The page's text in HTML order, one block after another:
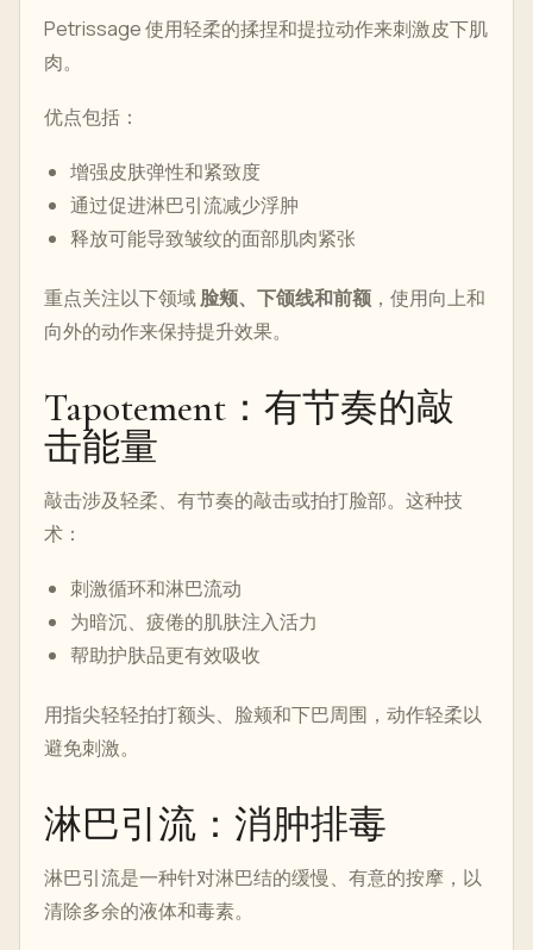
Petrissage 使用轻柔的揉捏和提拉动作来刺激皮下肌
肉。
优点包括：
增强皮肤弹性和紧致度
通过促进淋巴引流减少浮肿
释放可能导致皱纹的面部肌肉紧张
重点关注以下领域脸颊、下颌线和前额 ，使用向上和
向外的动作来保持提升效果。
Tapotement：有节奏的敲
击能量
敲击涉及轻柔、有节奏的敲击或拍打脸部。这种技
术：
刺激循环和淋巴流动
为暗沉、疲倦的肌肤注入活力
帮助护肤品更有效吸收
用指尖轻轻拍打额头、脸颊和下巴周围，动作轻柔以
避免刺激。
淋巴引流：消肿排毒
淋巴引流是一种针对淋巴结的缓慢、有意的按摩，以
清除多余的液体和毒素。